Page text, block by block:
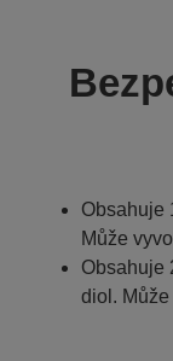
Obsahuje
Může
Obsahuje
diol.